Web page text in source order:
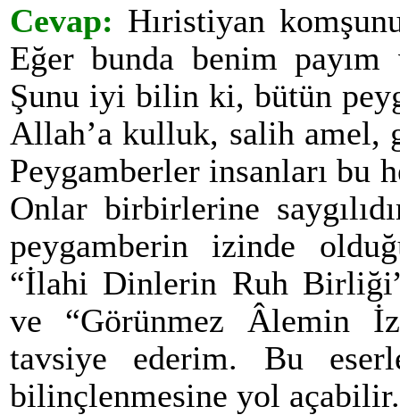
Cevap: Hıristiyan
Eğer bunda benim
Şunu iyi bilin ki, bütün
Allah’a kulluk, salih amel,
Peygamberler insanları bu
Onlar birbirlerine
peygamberin izinde
“İlahi Dinlerin Ruh
ve “Görünmez Âlemin
tavsiye ederim. Bu
bilinçlenmesine yol açabilir.